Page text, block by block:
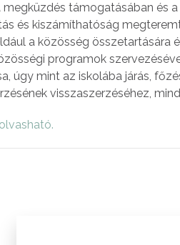
megküzdés támogatásában és
és kiszámíthatóság
a közösség összetartására
programok
úgy mint az iskolába járás,
visszaszerzéséhez,